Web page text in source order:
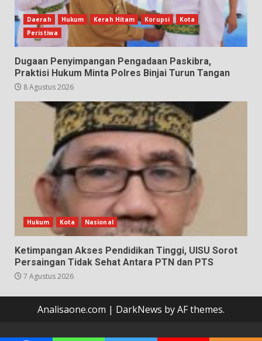
Daerah Hukum Kerah Hitam Korupsi
Kota
Peristiwa
Dugaan Penyimpangan Pengadaan Paskibra,
Praktisi Hukum Minta Polres Binjai Turun Tangan
8 Agustus 2026
Hukum Kota Nasional
Ketimpangan Akses Pendidikan Tinggi, UISU Sorot
Persaingan Tidak Sehat Antara PTN dan PTS
7 Agustus 2026
Analisaone.com | DarkNews by AF themes.